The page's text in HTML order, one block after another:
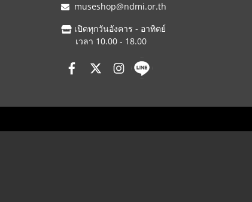
museshop@ndmi.or.th
เปิดทุกวันอังคาร - อาทิตย์
เวลา 10.00 - 18.00